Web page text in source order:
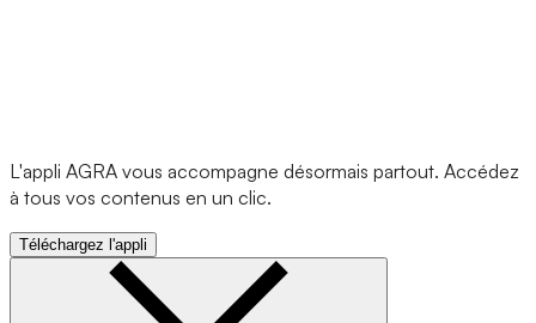
L'appli AGRA vous accompagne désormais partout. Accédez
à tous vos contenus en un clic.
Téléchargez l'appli